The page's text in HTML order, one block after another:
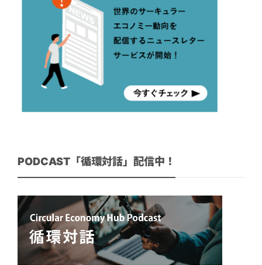
PODCAST「循環対話」配信中！